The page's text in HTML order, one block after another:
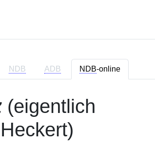
NDB ADB NDB-online
(eigentlich